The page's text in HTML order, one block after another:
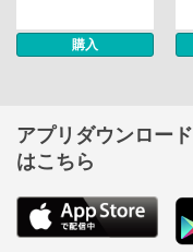
購入
アプリダウンロード
はこちら